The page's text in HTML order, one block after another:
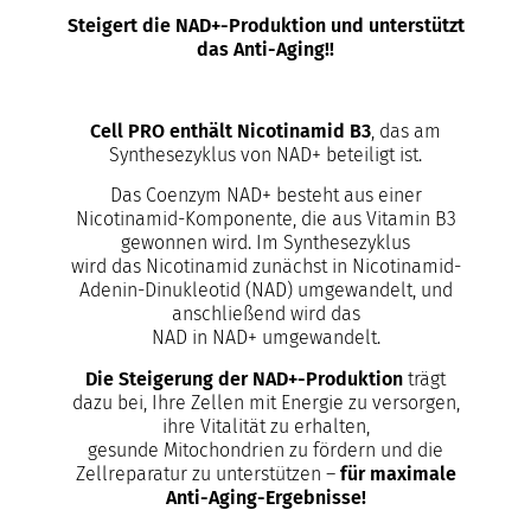
Steigert die NAD+-Produktion und unterstützt
das Anti-Aging!!
Cell PRO enthält Nicotinamid B3, das am
Synthesezyklus von NAD+ beteiligt ist.
Das Coenzym NAD+ besteht aus einer
Nicotinamid-Komponente, die aus Vitamin B3
gewonnen wird. Im Synthesezyklus
wird das Nicotinamid zunächst in Nicotinamid-
Adenin-Dinukleotid (NAD) umgewandelt, und
anschließend wird das
NAD in NAD+ umgewandelt.
Die Steigerung der NAD+-Produktion trägt
dazu bei, Ihre Zellen mit Energie zu versorgen,
ihre Vitalität zu erhalten,
gesunde Mitochondrien zu fördern und die
Zellreparatur zu unterstützen – für maximale
Anti-Aging-Ergebnisse!